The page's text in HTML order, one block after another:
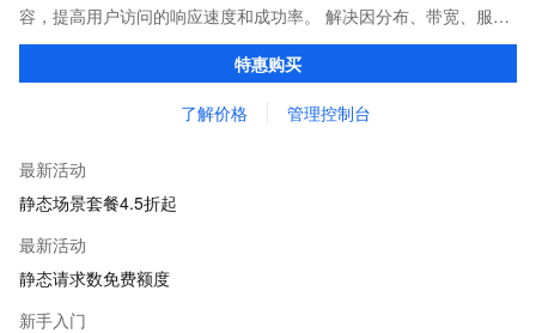
容，提高用户访问的响应速度和成功率。 解决因分布、带宽、服务
器性能带来的访问延迟问题，适用于站点加速、点播、直播等场
特惠购买
了解价格 管理控制台
最新活动
静态场景套餐4.5折起
最新活动
静态请求数免费额度
新手入门